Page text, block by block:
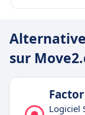
en
sur
Logiciel